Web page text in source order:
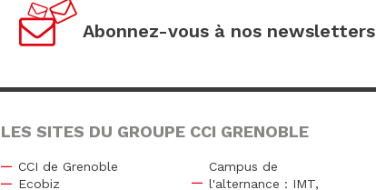
Abonnez-vous à nos newsletters
LES SITES DU GROUPE CCI GRENOBLE
CCI de Grenoble
Ecobiz
Campus de
l'alternance : IMT,